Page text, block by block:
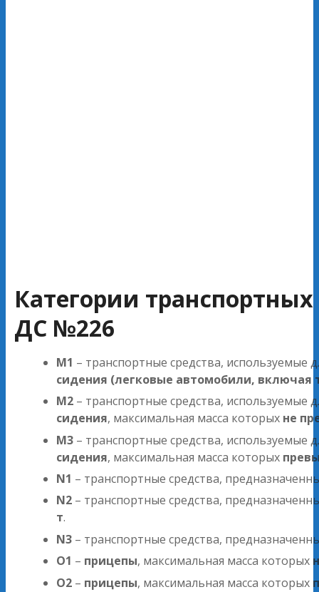
Категории
ДС №226
M1 – транспортные средства, используемые
сидения (легковые автомобили, включая
M2 – транспортные средства, используемые
сидения, максимальная масса которых не
M3 – транспортные средства, используемые
сидения, максимальная масса которых
N1 – транспортные средства,
N2 – транспортные средства,
т.
N3 – транспортные средства,
O1 – прицепы, максимальная масса которых
O2 – прицепы, максимальная масса которых